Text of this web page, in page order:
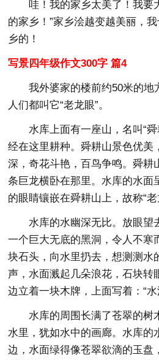
哇！我的家乡太美了！我要
的家乡！”家乡浍越变越美丽，
乡的！
写景四年级作文300字 篇4
我外婆家的楼前约50米的地
人们都叫它“老龙眼”。
水库上面有一座山，名叫“
经在这里耕种。舜耕山景色优美
深，奇花斗艳，百鸟争鸣。舜耕
条巨龙横卧在那里。水库的水面
的眼睛镶嵌在舜耕山上，故称“老
水库的水幽深无比。放眼望
一个巨大无底的黑洞，令人不寒
块石头，向水里扔去，想测测水
声，水面溅起几朵浪花，石块转
边立着一块木牌，上面写着：“水
水库的周围长满了苍翠的树
水里，犹如水中的画廊。水库的
边，水面绿得像苍翠欲滴的玉盘